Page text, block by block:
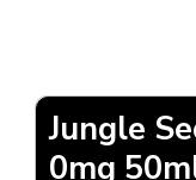
Jungle
0mg